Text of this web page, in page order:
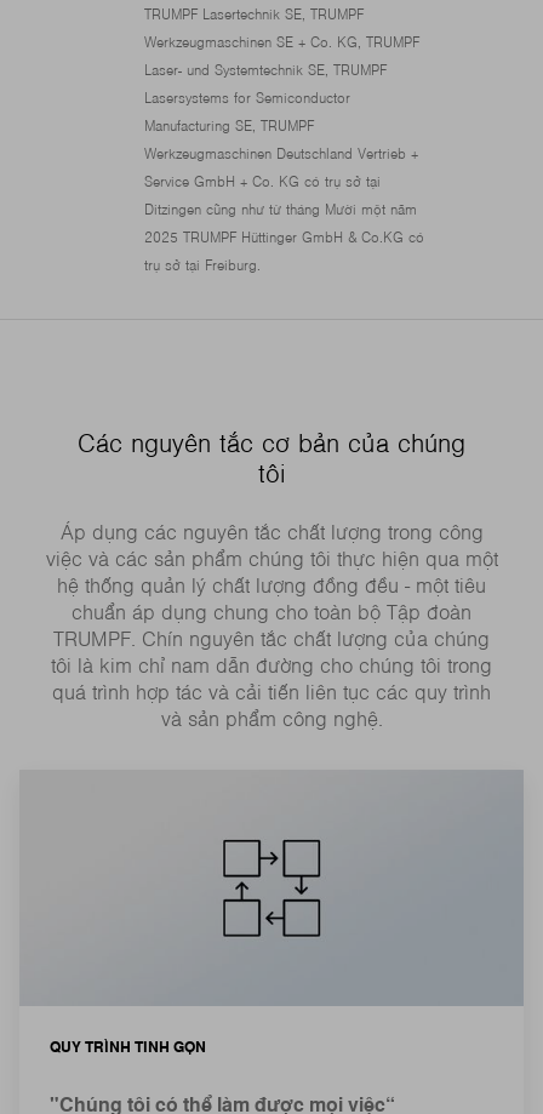
TRUMPF Lasertechnik SE, TRUMPF
Werkzeugmaschinen SE + Co. KG, TRUMPF
Laser- und Systemtechnik SE, TRUMPF
Lasersystems for Semiconductor
Manufacturing SE, TRUMPF
Werkzeugmaschinen Deutschland Vertrieb +
Service GmbH + Co. KG có trụ sở tại
Ditzingen cũng như từ tháng Mười một năm
2025 TRUMPF Hüttinger GmbH & Co.KG có
trụ sở tại Freiburg.
Các nguyên tắc cơ bản của chúng
tôi
Áp dụng các nguyên tắc chất lượng trong công
việc và các sản phẩm chúng tôi thực hiện qua một
hệ thống quản lý chất lượng đồng đều - một tiêu
chuẩn áp dụng chung cho toàn bộ Tập đoàn
TRUMPF. Chín nguyên tắc chất lượng của chúng
tôi là kim chỉ nam dẫn đường cho chúng tôi trong
quá trình hợp tác và cải tiến liên tục các quy trình
và sản phẩm công nghệ.
QUY TRÌNH TINH GỌN
"Chúng tôi có thể làm được mọi việc“